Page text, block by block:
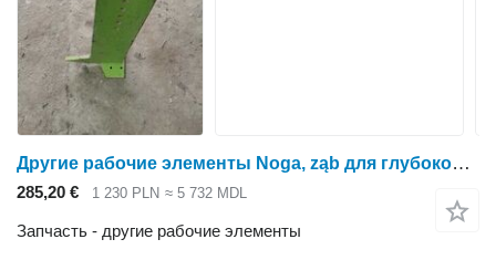
Другие рабочие элементы Noga, ząb для глубокорыхлителя
285,20 € 1 230 PLN ≈ 5 732 MDL
Запчасть - другие рабочие элементы